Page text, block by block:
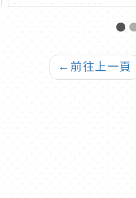
性動作訓練教材課程研
← 前往上一頁